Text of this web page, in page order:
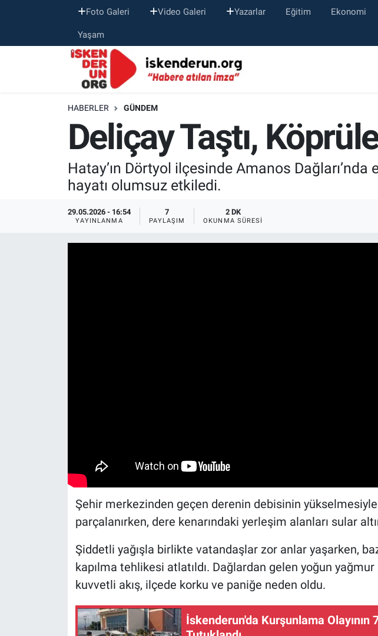
Foto Galeri Video Galeri Yazarlar Eğitim Ekonomi
Yaşam
HABERLER GÜNDEM
Deliçay Taştı,
Hatay’ın Dörtyol ilçesinde Amanos
hayatı olumsuz etkiledi.
29.05.2026 - 16:54
YAYINLANMA
7
PAYLAŞIM
2 DK
OKUNMA SÜRESI
Şehir merkezinden geçen derenin debisinin
parçalanırken, dere kenarındaki yerleşim alanları sular
Şiddetli yağışla birlikte vatandaşlar zor anlar yaşarken,
kapılma tehlikesi atlatıldı. Dağlardan gelen yoğun yağmur
kuvvetli akış, ilçede korku ve paniğe neden oldu.
İskenderun'da Kurşunlama Olayının